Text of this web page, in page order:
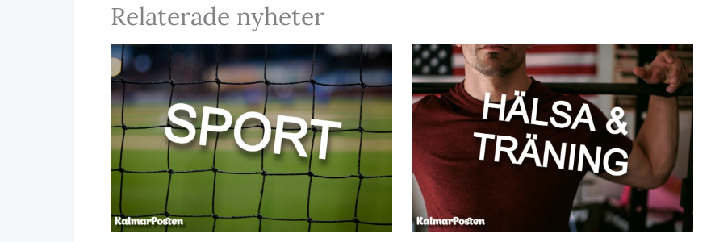
Relaterade nyheter